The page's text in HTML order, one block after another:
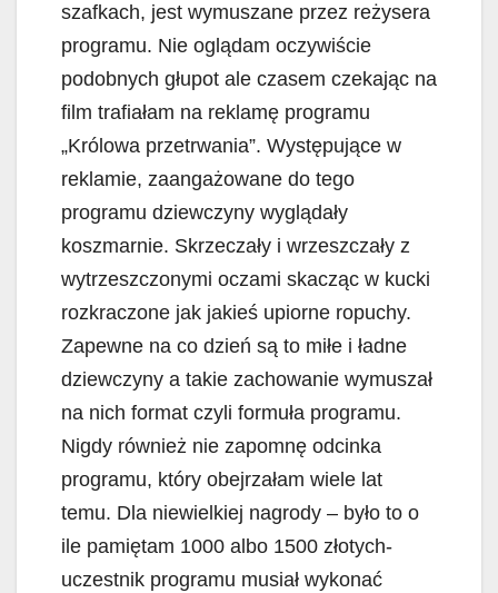
szafkach, jest wymuszane przez reżysera
programu. Nie oglądam oczywiście
podobnych głupot ale czasem czekając na
film trafiałam na reklamę programu
„Królowa przetrwania”. Występujące w
reklamie, zaangażowane do tego
programu dziewczyny wyglądały
koszmarnie. Skrzeczały i wrzeszczały z
wytrzeszczonymi oczami skacząc w kucki
rozkraczone jak jakieś upiorne ropuchy.
Zapewne na co dzień są to miłe i ładne
dziewczyny a takie zachowanie wymuszał
na nich format czyli formuła programu.
Nigdy również nie zapomnę odcinka
programu, który obejrzałam wiele lat
temu. Dla niewielkiej nagrody – było to o
ile pamiętam 1000 albo 1500 złotych-
uczestnik programu musiał wykonać